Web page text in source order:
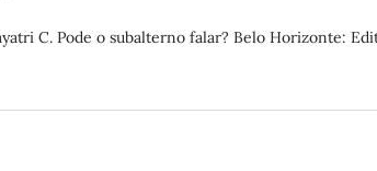
C. Pode o subalterno falar? Belo Horizonte: